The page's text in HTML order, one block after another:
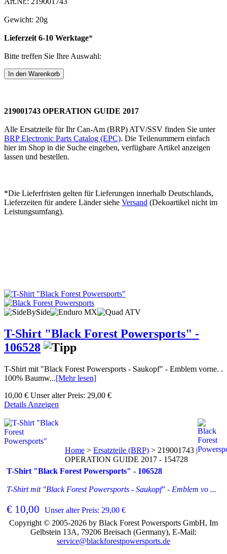
Gewicht: 20g
Lieferzeit 6-10 Werktage*
Bitte treffen Sie Ihre Auswahl:
219001743 OPERATION GUIDE 2017
Alle Ersatzteile für Ihr Can-Am (BRP) ATV/SSV finden Sie unter
BRP Electronic Parts Catalog (EPC). Die Teilenummern einfach
hier im Shop in die Suche eingeben, verfügbare Artikel anzeigen
lassen und bestellen.
*Die Lieferfristen gelten für Lieferungen innerhalb Deutschlands,
Lieferzeiten für andere Länder siehe Versand (Dekoartikel nicht im
Leistungsumfang).
T-Shirt "Black Forest Powersports" -
106528
T-Shirt mit "Black Forest Powersports - Saukopf" - Emblem vorne. .
100% Baumw...[Mehr lesen]
10,00 € Unser alter Preis: 29,00 €
Details Anzeigen
T-Shirt "Black Forest Powersports" - 106528
T-Shirt mit "Black Forest Powersports - Saukopf" - Emblem vo ...
€ 10,00 Unser alter Preis: 29,00 €
Home > Ersatzteile (BRP) > 219001743 |
OPERATION GUIDE 2017 - 154728
Copyright © 2005-2026 by Black Forest Powersports GmbH, Im
Gelbstein 13A, 79206 Breisach (Germany), E-Mail:
service@blackforestpowersports.de